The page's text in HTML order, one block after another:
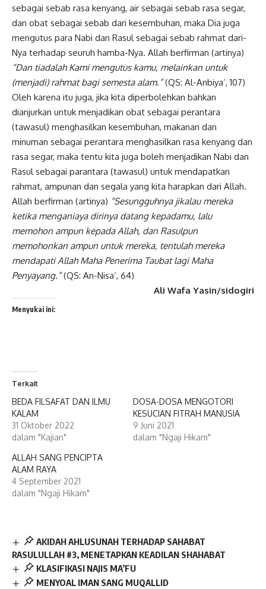
sebagai sebab rasa kenyang, air sebagai sebab rasa segar,
dan obat sebagai sebab dari kesembuhan, maka Dia juga
mengutus para Nabi dan Rasul sebagai sebab rahmat dari-
Nya terhadap seuruh hamba-Nya. Allah berfirman (artinya)
“Dan tiadalah Kami mengutus kamu, melainkan untuk
(menjadi) rahmat bagi semesta alam.”(QS: Al-Anbiya’, 107)
Oleh karena itu juga, jika kita diperbolehkan bahkan
dianjurkan untuk menjadikan obat sebagai perantara
(tawasul) menghasilkan kesembuhan, makanan dan
minuman sebagai perantara menghasilkan rasa kenyang dan
rasa segar, maka tentu kita juga boleh menjadikan Nabi dan
Rasul sebagai parantara (tawasul) untuk mendapatkan
rahmat, ampunan dan segala yang kita harapkan dari Allah.
Allah berfirman (artinya) “Sesungguhnya jikalau mereka
ketika menganiaya dirinya datang kepadamu, lalu
memohon ampun kepada Allah, dan Rasulpun
memohonkan ampun untuk mereka, tentulah mereka
mendapati Allah Maha Penerima Taubat lagi Maha
Penyayang.”(QS: An-Nisa’, 64)
Ali Wafa Yasin/sidogiri
Menyukai ini:
Terkait
BEDA FILSAFAT DAN ILMU
KALAM
31 Oktober 2022
dalam "Kajian"
DOSA-DOSA MENGOTORI
KESUCIAN FITRAH MANUSIA
9 Juni 2021
dalam "Ngaji Hikam"
ALLAH SANG PENCIPTA
ALAM RAYA
4 September 2021
dalam "Ngaji Hikam"
AKIDAH AHLUSUNAH TERHADAP SAHABAT
RASULULLAH #3, MENETAPKAN KEADILAN SHAHABAT
KLASIFIKASI NAJIS MA’FU
MENYOAL IMAN SANG MUQALLID